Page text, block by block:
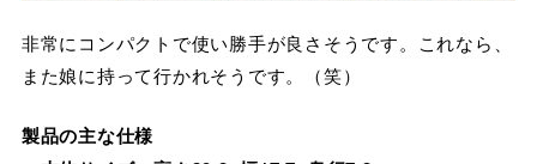
非常にコンパクトで使い勝手が良さそうです。これなら、
また娘に持って行かれそうです。（笑）
製品の主な仕様